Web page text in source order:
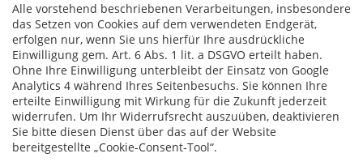
Alle vorstehend beschriebenen Verarbeitungen, insbesondere
das Setzen von Cookies auf dem verwendeten Endgerät,
erfolgen nur, wenn Sie uns hierfür Ihre ausdrückliche
Einwilligung gem. Art. 6 Abs. 1 lit. a DSGVO erteilt haben.
Ohne Ihre Einwilligung unterbleibt der Einsatz von Google
Analytics 4 während Ihres Seitenbesuchs. Sie können Ihre
erteilte Einwilligung mit Wirkung für die Zukunft jederzeit
widerrufen. Um Ihr Widerrufsrecht auszuüben, deaktivieren
Sie bitte diesen Dienst über das auf der Website
bereitgestellte „Cookie-Consent-Tool“.